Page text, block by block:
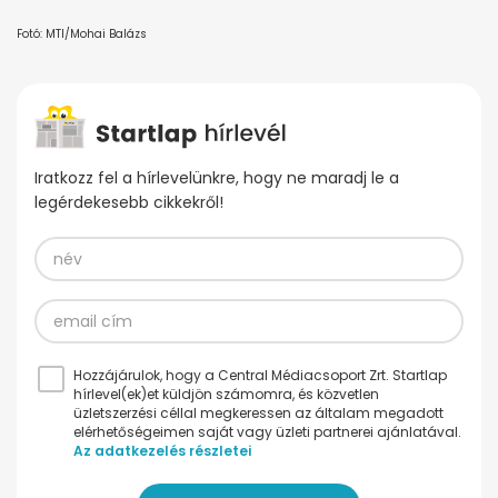
Fotó: MTI/Mohai Balázs
Iratkozz fel a hírlevelünkre, hogy ne maradj le a
legérdekesebb cikkekről!
Hozzájárulok, hogy a Central Médiacsoport Zrt. Startlap
hírlevel(ek)et küldjön számomra, és közvetlen
üzletszerzési céllal megkeressen az általam megadott
elérhetőségeimen saját vagy üzleti partnerei ajánlatával.
Az adatkezelés részletei